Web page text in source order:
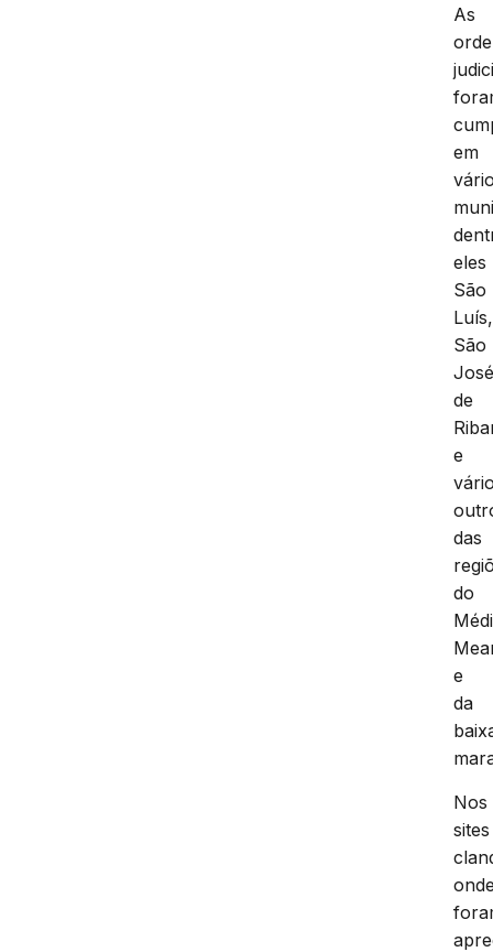
As
em
eles
São
Luís,
São
de
e
das
do
e
da
Nos
sites